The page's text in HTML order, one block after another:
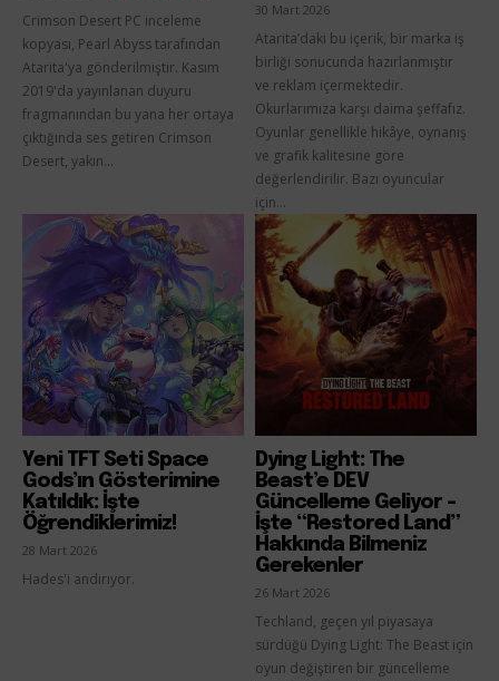
Crimson Desert PC inceleme
kopyası, Pearl Abyss tarafından
Atarita'ya gönderilmiştir. Kasım
2019'da yayınlanan duyuru
fragmanından bu yana her ortaya
çıktığında ses getiren Crimson
Desert, yakın...
30 Mart 2026
Atarita’daki bu içerik, bir marka iş
birliği sonucunda hazırlanmıştır
ve reklam içermektedir.
Okurlarımıza karşı daima şeffafız.
Oyunlar genellikle hikâye, oynanış
ve grafik kalitesine göre
değerlendirilir. Bazı oyuncular
için...
Yeni TFT Seti Space
Gods’ın Gösterimine
Katıldık: İşte
Öğrendiklerimiz!
28 Mart 2026
Hades'i andırıyor.
Dying Light: The
Beast’e DEV
Güncelleme Geliyor –
İşte “Restored Land”
Hakkında Bilmeniz
Gerekenler
26 Mart 2026
Techland, geçen yıl piyasaya
sürdüğü Dying Light: The Beast için
oyun değiştiren bir güncelleme